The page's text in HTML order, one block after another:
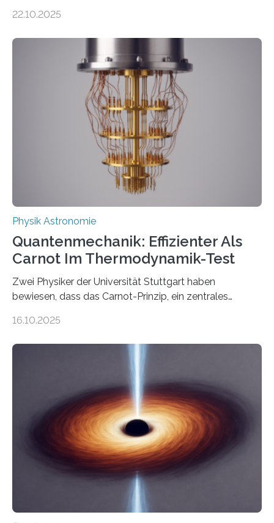
oft von Autor*innen, die eng zusammenarbeiten. Neue
werden schnell weiterentwickelt. Dies ist der Alltag in
der Forschung der Quantentheorie, die dieses Jahr 100
Jahre alt geworden ist, weshalb die UNESCO 2025 zum
Internationalen Jahr der Quantenwissenschaft und -
technologie ausgerufen hat. Doch nun hat eine
internationale Forschungsgruppe um den
22.10.2025
Physik Astronomie
Quantenmechanik: Effizienter Als
Carnot Im Thermodynamik-Test
Zwei Physiker der Universität Stuttgart haben
bewiesen, dass das Carnot-Prinzip, ein zentrales
Größenordnung von Atomen gilt, deren physikalische
Quantenmotoren voranbringen. Das
Wissenschaftsjournal Science Advances veröffentlichte
die Herleitung. (DOI: 10.1126/sciadv.adw8462)
Verbrennungsmotoren oder Dampfturbinen sind
Wärmekraftmaschinen: Sie wandeln thermische
Energie in mechanische Bewegung um – oder anders
ausgedrückt, Wärme in Bewegung. In
quantenmechanischen Experimenten ist es in den…
16.10.2025